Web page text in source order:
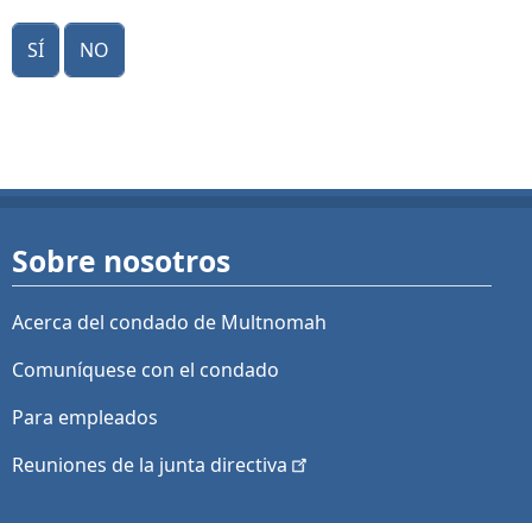
Sí No
Sobre nosotros
Acerca del condado de Multnomah
Comuníquese con el condado
Para empleados
Reuniones de la junta directiva